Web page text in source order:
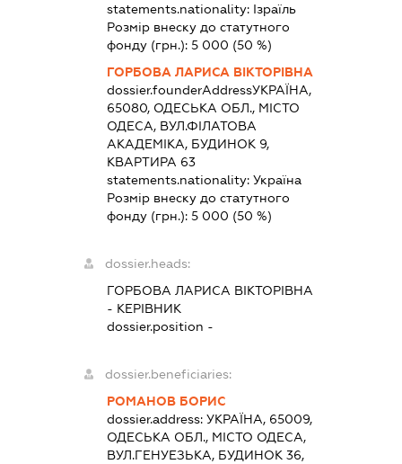
statements.nationality: Ізраїль
Розмір внеску до статутного
фонду (грн.): 5 000 (50 %)
ГОРБОВА ЛАРИСА ВІКТОРІВНА
dossier.founderAddressУКРАЇНА,
65080, ОДЕСЬКА ОБЛ., МІСТО
ОДЕСА, ВУЛ.ФІЛАТОВА
АКАДЕМІКА, БУДИНОК 9,
КВАРТИРА 63
statements.nationality: Україна
Розмір внеску до статутного
фонду (грн.): 5 000 (50 %)
dossier.heads:
ГОРБОВА ЛАРИСА ВІКТОРІВНА
- КЕРІВНИК
dossier.position -
dossier.beneficiaries:
РОМАНОВ БОРИС
dossier.address: УКРАЇНА, 65009,
ОДЕСЬКА ОБЛ., МІСТО ОДЕСА,
ВУЛ.ГЕНУЕЗЬКА, БУДИНОК 36,